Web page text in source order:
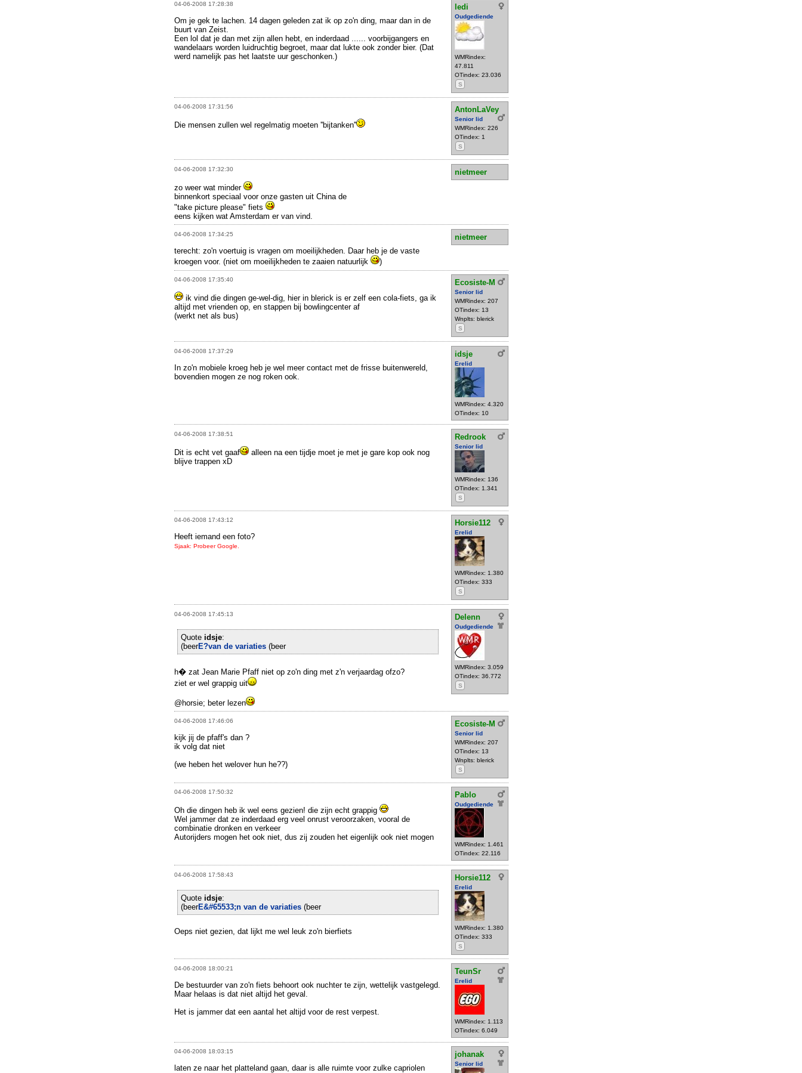
04-06-2008 17:28:38 ledi
Oudgediende
WMRindex:
47.811
OTindex: 23.036
S
Om je gek te lachen. 14 dagen geleden zat ik op zo'n ding, maar dan in de
buurt van Zeist.
Een lol dat je dan met zijn allen hebt, en inderdaad ...... voorbijgangers en
wandelaars worden luidruchtig begroet, maar dat lukte ook zonder bier. (Dat
werd namelijk pas het laatste uur geschonken.)
04-06-2008 17:31:56 AntonLaVey
Senior lid
WMRindex: 226
OTindex: 1
S
Die mensen zullen wel regelmatig moeten ''bijtanken''
04-06-2008 17:32:30
nietmeer
zo weer wat minder
binnenkort speciaal voor onze gasten uit China de
"take picture please" fiets
eens kijken wat Amsterdam er van vind.
04-06-2008 17:34:25
nietmeer
terecht: zo'n voertuig is vragen om moeilijkheden. Daar heb je de vaste
kroegen voor. (niet om moeilijkheden te zaaien natuurlijk
)
04-06-2008 17:35:40 Ecosiste-M
Senior lid
WMRindex: 207
OTindex: 13
Wnplts: blerick
S
ik vind die dingen ge-wel-dig, hier in blerick is er zelf een cola-fiets, ga ik
altijd met vrienden op, en stappen bij bowlingcenter af
(werkt net als bus)
04-06-2008 17:37:29 idsje
Erelid
WMRindex: 4.320
OTindex: 10
In zo'n mobiele kroeg heb je wel meer contact met de frisse buitenwereld,
bovendien mogen ze nog roken ook.
04-06-2008 17:38:51 Redrook
Senior lid
WMRindex: 136
OTindex: 1.341
S
Dit is echt vet gaaf
alleen na een tijdje moet je met je gare kop ook nog
blijve trappen xD
04-06-2008 17:43:12 Horsie112
Erelid
WMRindex: 1.380
OTindex: 333
S
Heeft iemand een foto?
Sjaak: Probeer Google.
04-06-2008 17:45:13 Delenn
Oudgediende
WMRindex: 3.059
OTindex: 36.772
S
Quote idsje:
(beerE?van de variaties (beer
h� zat Jean Marie Pfaff niet op zo'n ding met z'n verjaardag ofzo?
ziet er wel grappig uit
@horsie; beter lezen
04-06-2008 17:46:06 Ecosiste-M
Senior lid
WMRindex: 207
OTindex: 13
Wnplts: blerick
S
kijk jij de pfaff's dan ?
ik volg dat niet
(we heben het welover hun he??)
04-06-2008 17:50:32 Pablo
Oudgediende
WMRindex: 1.461
OTindex: 22.116
Oh die dingen heb ik wel eens gezien! die zijn echt grappig
Wel jammer dat ze inderdaad erg veel onrust veroorzaken, vooral de
combinatie dronken en verkeer
Autorijders mogen het ook niet, dus zij zouden het eigenlijk ook niet mogen
04-06-2008 17:58:43 Horsie112
Erelid
WMRindex: 1.380
OTindex: 333
S
Quote idsje:
(beerE&#65533;n van de variaties (beer
Oeps niet gezien, dat lijkt me wel leuk zo'n bierfiets
04-06-2008 18:00:21 TeunSr
Erelid
WMRindex: 1.113
OTindex: 6.049
De bestuurder van zo'n fiets behoort ook nuchter te zijn, wettelijk vastgelegd.
Maar helaas is dat niet altijd het geval.
Het is jammer dat een aantal het altijd voor de rest verpest.
04-06-2008 18:03:15 johanak
Senior lid
laten ze naar het platteland gaan, daar is alle ruimte voor zulke capriolen